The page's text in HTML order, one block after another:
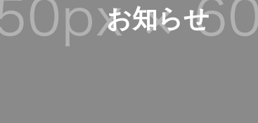
お知らせ